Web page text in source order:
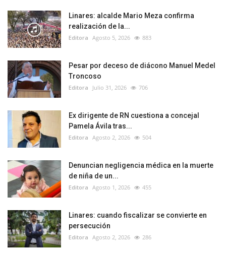
Linares: alcalde Mario Meza confirma
realización de la...
Editora Agosto 5, 2026 883
Pesar por deceso de diácono Manuel Medel
Troncoso
Editora Julio 31, 2026 706
Ex dirigente de RN cuestiona a concejal
Pamela Ávila tras...
Editora Agosto 2, 2026 504
Denuncian negligencia médica en la muerte
de niña de un...
Editora Agosto 1, 2026 455
Linares: cuando fiscalizar se convierte en
persecución
Editora Agosto 2, 2026 286